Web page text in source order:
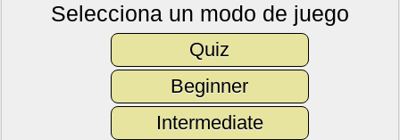
Selecciona un modo de juego
Quiz
Beginner
Intermediate